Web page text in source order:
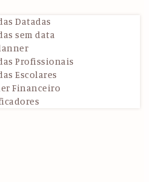
Datadas
sem data
Profissionais
Escolares
Financeiro